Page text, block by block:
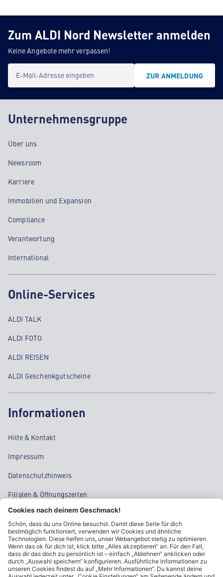
Zum ALDI Nord Newsletter anmelden
Keine Angebote mehr verpassen!
E-Mail-Adresse eingeben ZUR ANMELDUNG
Unternehmensgruppe
Über uns
Newsroom
Karriere
Immobilien und Expansion
Compliance
Verantwortung
International
Online-Services
ALDI TALK
ALDI FOTO
ALDI REISEN
ALDI Geschenkgutscheine
Informationen
Hilfe & Kontakt
Impressum
Datenschutzhinweis
Filialen & Öffnungszeiten
Kontakt
Cookie-Einstellungen
Kundeninformationen